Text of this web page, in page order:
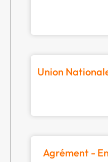
Union
Agrément -